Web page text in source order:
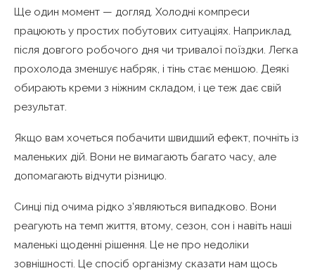
Ще один момент — догляд. Холодні компреси
працюють у простих побутових ситуаціях. Наприклад,
після довгого робочого дня чи тривалої поїздки. Легка
прохолода зменшує набряк, і тінь стає меншою. Деякі
обирають креми з ніжним складом, і це теж дає свій
результат.
Якщо вам хочеться побачити швидший ефект, почніть із
маленьких дій. Вони не вимагають багато часу, але
допомагають відчути різницю.
Синці під очима рідко з’являються випадково. Вони
реагують на темп життя, втому, сезон, сон і навіть наші
маленькі щоденні рішення. Це не про недоліки
зовнішності. Це спосіб організму сказати нам щось